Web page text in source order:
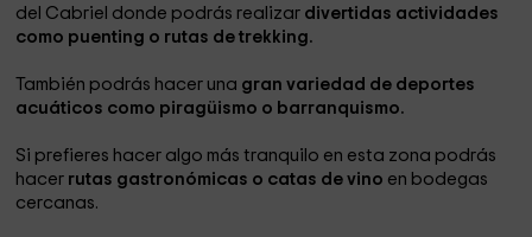
del Cabriel donde podrás realizar divertidas actividades
como puenting o rutas de trekking.
También podrás hacer una gran variedad de deportes
acuáticos como piragüismo o barranquismo.
Si prefieres hacer algo más tranquilo en esta zona podrás
hacer rutas gastronómicas o catas de vino en bodegas
cercanas.